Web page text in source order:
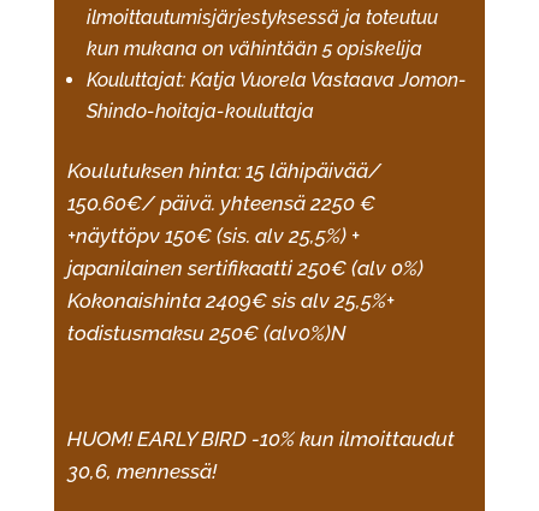
ilmoittautumisjärjestyksessä ja toteutuu
kun mukana on vähintään 5 opiskelija
Kouluttajat: Katja Vuorela Vastaava Jomon-
Shindo-hoitaja-kouluttaja
Koulutuksen hinta: 15 lähipäivää/
150.60€/ päivä. yhteensä 2250 €
+näyttöpv 150€ (sis. alv 25,5%) +
japanilainen sertifikaatti 250€ (alv 0%)
Kokonaishinta 2409€ sis alv 25,5%+
todistusmaksu 250€ (alv0%)N
HUOM! EARLY BIRD -10% kun ilmoittaudut
30,6, mennessä!